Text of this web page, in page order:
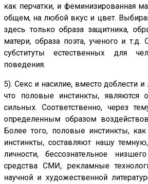
как перчатки, и феминизированная
общем, на любой вкус и цвет.
здесь только образа защитника,
матери, образа поэта, ученого и
субституты естественных для
поведения.
5). Секс и насилие, вместо доблести
что половые инстинкты, являются
сильных. Соответственно, через
определенным образом
Более того, половые инстинкты,
инстинкты, составляют нашу
личности, бессознательное
средства СМИ, рекламные
научной и художественной